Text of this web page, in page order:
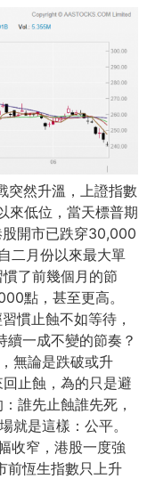
突然升溫，上證指數
來低位，當天標普期
股開市已跌穿30,000
二月份以來最大單
了前幾個月的節
點，甚至更高。
慣止蝕不如等待，
一成不變的節奏？
無論是跌破或升
止蝕，為的只是避
誰先止蝕誰先死，
就是這樣：公平。
收窄，港股一度強
前恆生指數只上升